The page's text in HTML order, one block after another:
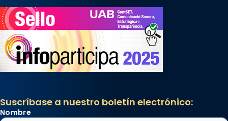
Suscríbase a nuestro boletín electrónico:
Nombre